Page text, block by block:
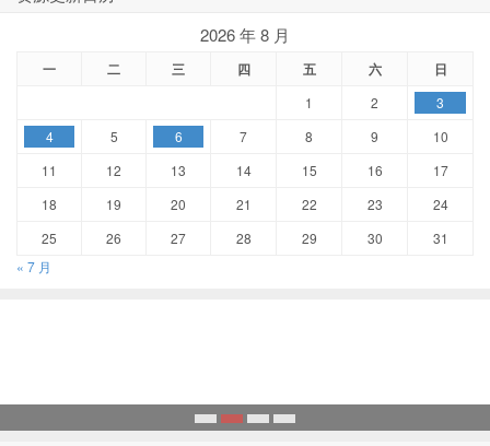
2026 年 8 月
一 二 三 四 五 六 日
1 2
3
4
5 6 7 8 9
10
11
12 13 14 15 16
17
18
19 20 21 22 23
24
25
26 27 28 29 30
31
« 7 月